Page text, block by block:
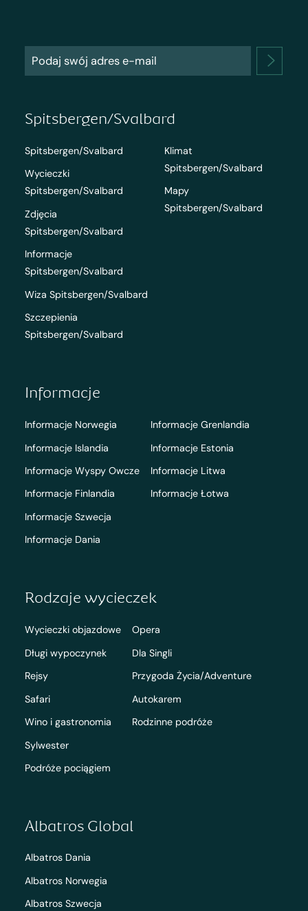
Spitsbergen/Svalbard
Spitsbergen/Svalbard
Wycieczki
Spitsbergen/Svalbard
Zdjęcia
Spitsbergen/Svalbard
Informacje
Spitsbergen/Svalbard
Wiza Spitsbergen/Svalbard
Szczepienia
Spitsbergen/Svalbard
Klimat
Spitsbergen/Svalbard
Mapy
Spitsbergen/Svalbard
Informacje
Informacje Norwegia
Informacje Islandia
Informacje Wyspy Owcze
Informacje Finlandia
Informacje Szwecja
Informacje Dania
Informacje Grenlandia
Informacje Estonia
Informacje Litwa
Informacje Łotwa
Rodzaje wycieczek
Wycieczki objazdowe
Długi wypoczynek
Rejsy
Safari
Wino i gastronomia
Sylwester
Podróże pociągiem
Opera
Dla Singli
Przygoda Życia/Adventure
Autokarem
Rodzinne podróże
Albatros Global
Albatros Dania
Albatros Norwegia
Albatros Szwecja